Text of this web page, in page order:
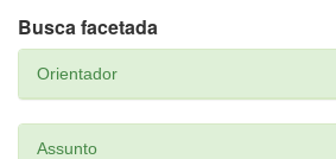
Busca facetada
Orientador
Assunto